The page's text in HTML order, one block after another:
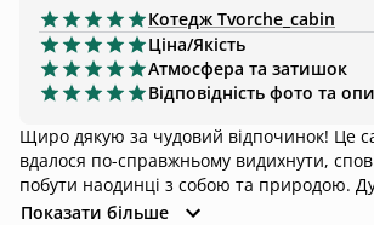
Котедж Tvorche_cabin
Ціна/Якість
Атмосфера та затишок
Відповідність фото та
Щиро дякую за чудовий відпочинок! Це
вдалося по-справжньому видихнути,
побути наодинці з собою та природою.
атмосфера, чистота, комфорт і увага до
Показати більше